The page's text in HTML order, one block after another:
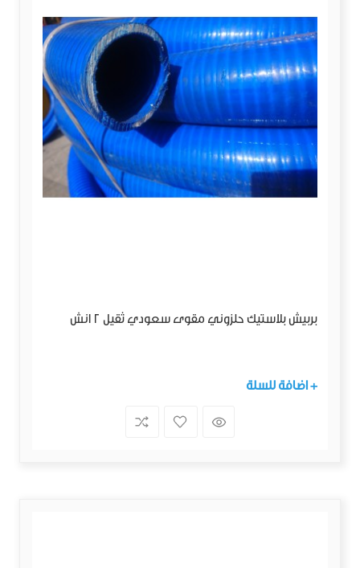
بربيش بلاستيك حلزوني مقوى سعودي ثقيل 2 انش
+ اضافة للسلة